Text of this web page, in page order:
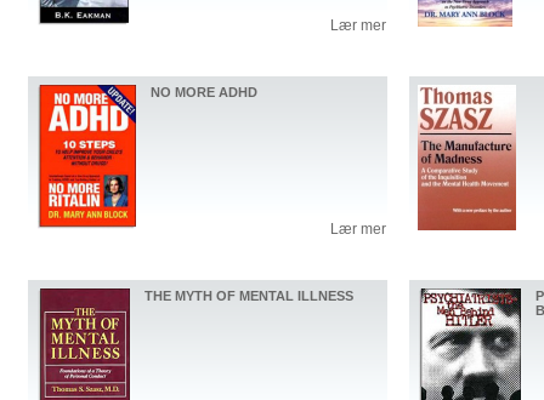
Lær mer
NO MORE ADHD
Lær mer
THE MYTH OF MENTAL ILLNESS